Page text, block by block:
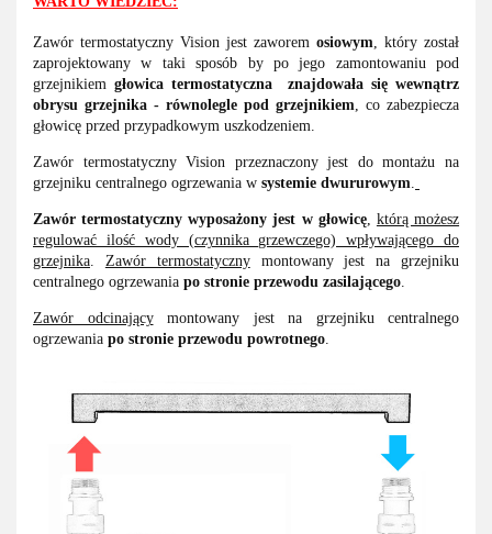
Zawór termostatyczny Vision jest zaworem osiowym, który został
zaprojektowany w taki sposób by po jego zamontowaniu pod
grzejnikiem głowica termostatyczna znajdowała się wewnątrz
obrysu grzejnika - równolegle pod grzejnikiem, co zabezpiecza
głowicę przed przypadkowym uszkodzeniem.
Zawór termostatyczny Vision przeznaczony jest do montażu na
grzejniku centralnego ogrzewania w systemie dwururowym.
Zawórtermostatyczny wyposażony jest w głowicę, którą możesz
regulować ilość wody (czynnika grzewczego) wpływającego do
grzejnika. Zawór termostatyczny
montowany jest na grzejniku
centralnego ogrzewania po stronie przewodu zasilającego.
Zawór odcinającymontowany jest na grzejniku centralnego
ogrzewania po stronie przewodu powrotnego.